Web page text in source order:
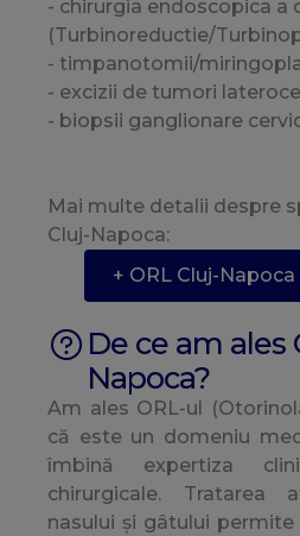
- chirurgia endoscopica a
(Turbinoreductie/
- timpanotomii/
- excizii de tumori
- biopsii ganglionare
Mai multe detalii despre
Cluj-Napoca:
+ ORL Cluj-
De ce am ales
Napoca?
Am ales ORL-ul
că este un domeniu
îmbină expertiza
chirurgicale. Tratarea
nasului și gâtului